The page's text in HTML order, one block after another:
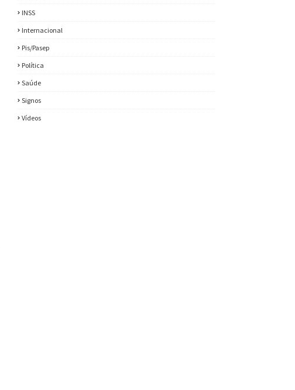
INSS
Internacional
Pis/Pasep
Política
Saúde
Signos
Vídeos